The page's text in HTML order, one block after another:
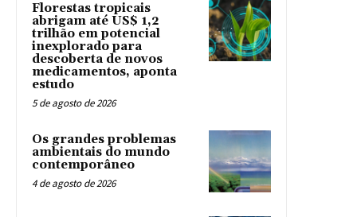
Florestas tropicais
abrigam até US$ 1,2
trilhão em potencial
inexplorado para
descoberta de novos
medicamentos, aponta
estudo
5 de agosto de 2026
Os grandes problemas
ambientais do mundo
contemporâneo
4 de agosto de 2026